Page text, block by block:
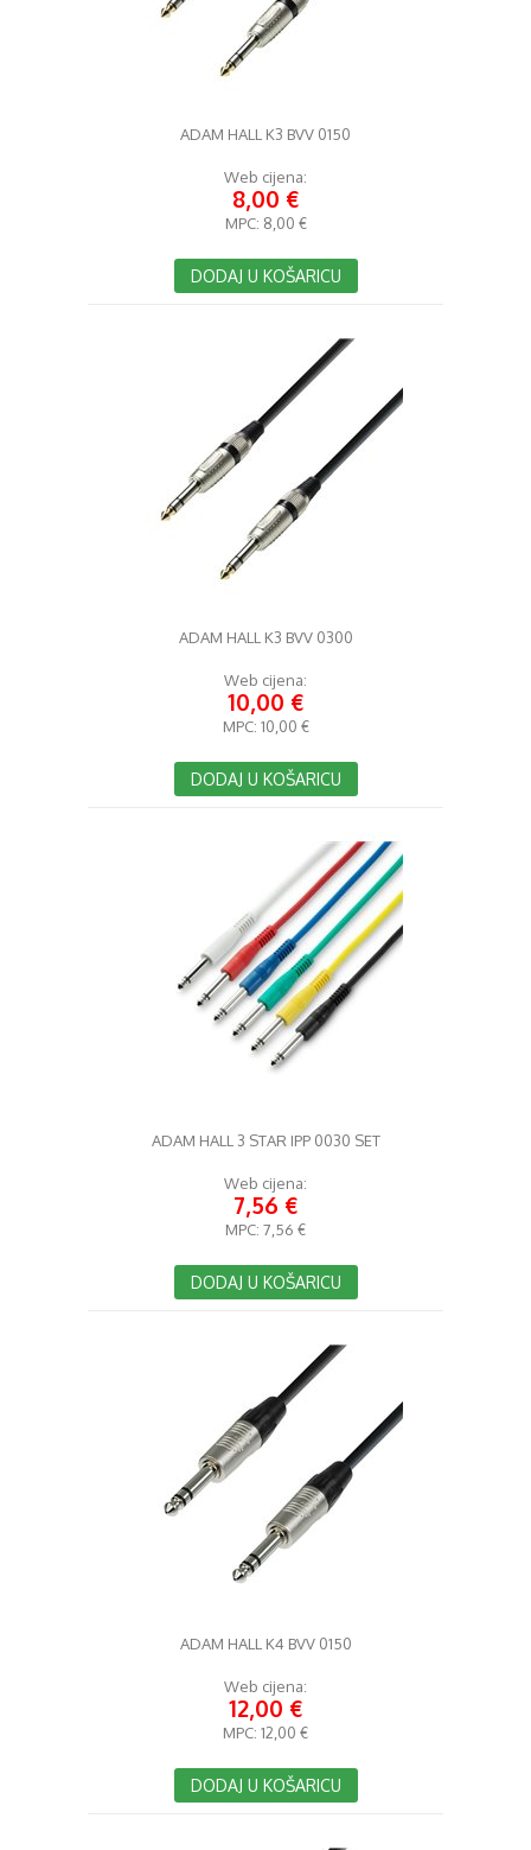
ADAM HALL K3 BVV 0150
Web cijena:
8,00 €
MPC: 8,00 €
DODAJ U KOŠARICU
ADAM HALL K3 BVV 0300
Web cijena:
10,00 €
MPC: 10,00 €
DODAJ U KOŠARICU
ADAM HALL 3 STAR IPP 0030 SET
Web cijena:
7,56 €
MPC: 7,56 €
DODAJ U KOŠARICU
ADAM HALL K4 BVV 0150
Web cijena:
12,00 €
MPC: 12,00 €
DODAJ U KOŠARICU